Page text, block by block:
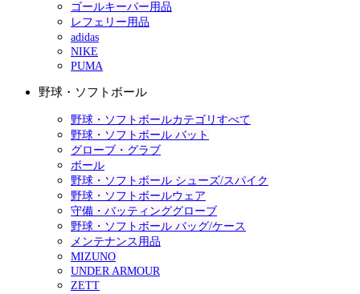
ゴールキーパー用品
レフェリー用品
adidas
NIKE
PUMA
野球・ソフトボール
野球・ソフトボールカテゴリすべて
野球・ソフトボール バット
グローブ・グラブ
ボール
野球・ソフトボール シューズ/スパイク
野球・ソフトボールウェア
守備・バッティンググローブ
野球・ソフトボール バッグ/ケース
メンテナンス用品
MIZUNO
UNDER ARMOUR
ZETT